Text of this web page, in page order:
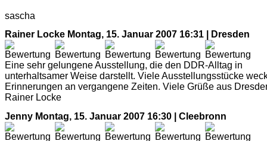
sascha
Rainer Locke Montag, 15. Januar 2007 16:31 | Dresden
Eine sehr gelungene Ausstellung, die den DDR-Alltag in
unterhaltsamer Weise darstellt. Viele Ausstellungsstücke
Erinnerungen an vergangene Zeiten. Viele Grüße aus
Rainer Locke
Jenny Montag, 15. Januar 2007 16:30 | Cleebronn